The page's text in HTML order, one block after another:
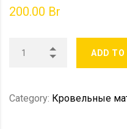
200.00 Br
ADD TO
Category: Кровельные